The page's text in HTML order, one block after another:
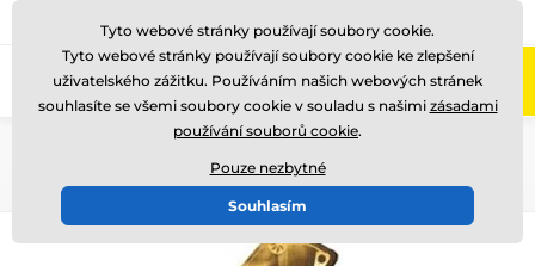
Zavolejte nám (Po-Pá 8-17)
Tyto webové stránky používají soubory cookie.
Tyto webové stránky používají soubory cookie ke zlepšení
uživatelského zážitku. Používáním našich webových stránek
souhlasíte se všemi soubory cookie v souladu s našimi zásadami
používání souborů cookie.
Pouze nezbytné
Souhlasím